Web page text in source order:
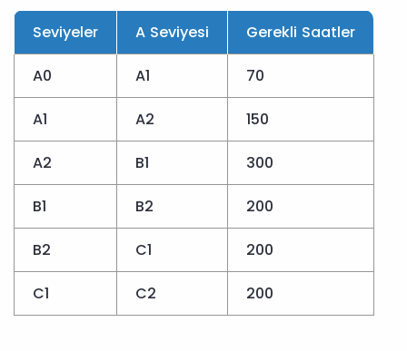
Seviyeler A Seviyesi Gerekli Saatler
A0 A1 70
A1 A2 150
A2 B1 300
B1 B2 200
B2 C1 200
C1 C2 200